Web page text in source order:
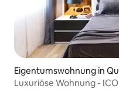
Eigentumswohnung in
Luxuriöse Wohnung -